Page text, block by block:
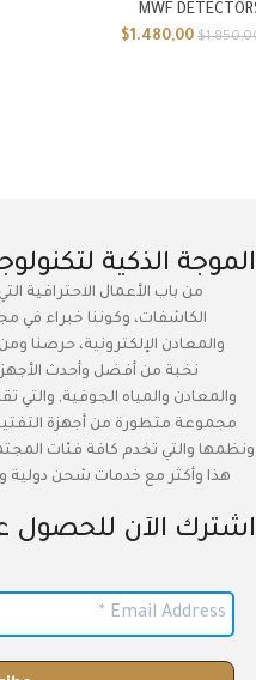
MWF
$
$1.480,00
الموجة الذكية
من باب الأعمال الاحترافية
الكاشفات، وكوننا خبراء في
والمعادن الإلكترونية، حرصنا
نخبة من أفضل وأحدث
والمعادن والمياه الجوفية, والتي
مجموعة متطورة من أجهزة
ونظمها والتي تخدم كافة فئات
هذا وأكثر مع خدمات شحن دولية
اشترك الآن للحصول